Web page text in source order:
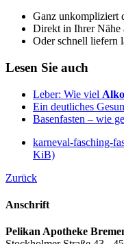
Ganz unkompliziert
Direkt in Ihrer Nähe
Oder schnell liefern
Lesen Sie auch
Leber: Wie viel
Ein deutliches
Basenfasten – wie
karneval-fasching-
KiB)
Zurück
Anschrift
Pelikan Apotheke